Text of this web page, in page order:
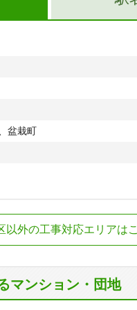
盆栽町
宮原駅
加茂宮駅、東宮原
以外の工事対応エリアは
マンション・団地